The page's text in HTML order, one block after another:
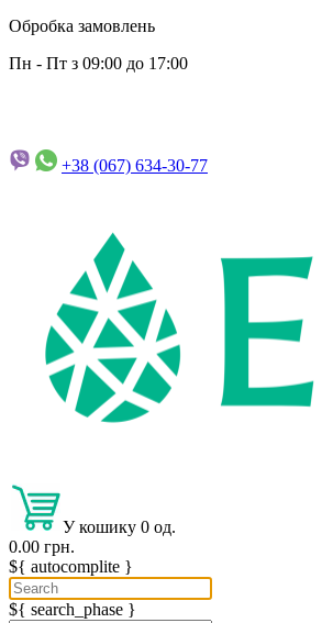
Обробка замовлень
Пн - Пт з 09:00 до 17:00
+38 (067) 634-30-77
У кошику 0 од.
0.00 грн.
${ autocomplite }
${ search_phase }